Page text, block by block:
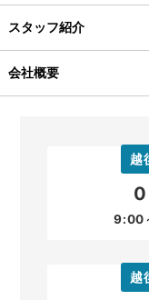
スタッフ紹介
会社概要
越
9:00
越